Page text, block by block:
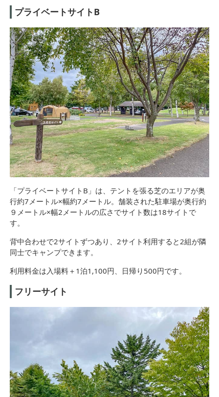
プライベートサイトB
「プライベートサイトB」は、テントを張る芝のエリアが奥
行約7メートル×幅約7メートル。舗装された駐車場が奥行約
９メートル×幅2メートルの広さでサイト数は18サイトで
す。
背中合わせで2サイトずつあり、2サイト利用すると2組が隣
同士でキャンプできます。
利用料金は入場料＋1泊1,100円、日帰り500円です。
フリーサイト